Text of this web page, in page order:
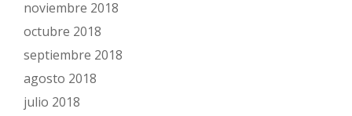
noviembre 2018
octubre 2018
septiembre 2018
agosto 2018
julio 2018